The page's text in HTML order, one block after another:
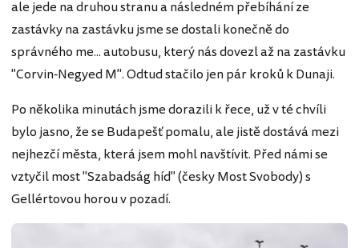
ale jede na druhou stranu a následném přebíhání ze
zastávky na zastávku jsme se dostali konečně do
správného me... autobusu, který nás dovezl až na zastávku
"Corvin-Negyed M". Odtud stačilo jen pár kroků k Dunaji.
Po několika minutách jsme dorazili k řece, už v té chvíli
bylo jasno, že se Budapešť pomalu, ale jistě dostává mezi
nejhezčí města, která jsem mohl navštívit. Před námi se
vztyčil most "Szabadság híd" (česky Most Svobody) s
Gellértovou horou v pozadí.